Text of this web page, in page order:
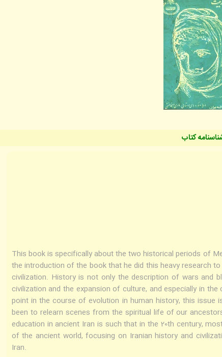
کتاب
This book is specifically about the two historical periods of
the introduction of the book that he did this heavy research
civilization. History is not only the description of wars and
civilization and the expansion of culture, and especially in
point in the course of evolution in human history, this issue
been to relearn scenes from the spiritual life of our
education in ancient Iran is such that in the 20th century,
of the ancient world, focusing on Iranian history and
Iran.